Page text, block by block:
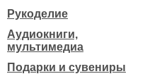
Рукоделие
Аудиокниги,
мультимедиа
Подарки и сувениры